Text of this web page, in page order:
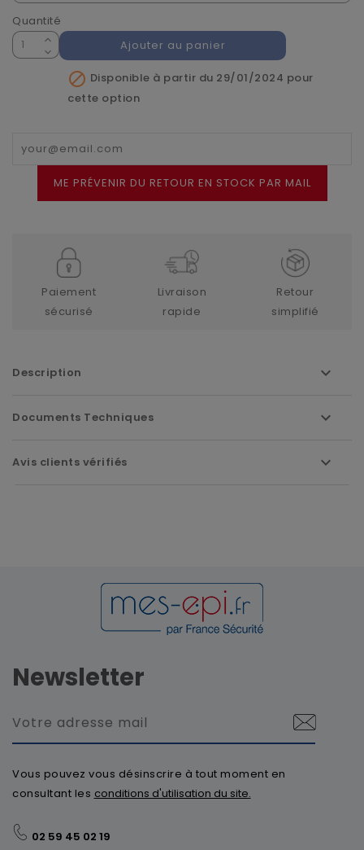
Quantité
Ajouter au panier
 Disponible à partir du 29/01/2024 pour
cette option
ME PRÉVENIR DU RETOUR EN STOCK PAR MAIL
Paiement
sécurisé
Livraison
rapide
Retour
simplifié
Description
Documents Techniques
Avis clients vérifiés
Newsletter
Vous pouvez vous désinscrire à tout moment en
consultant les conditions d'utilisation du site.
02 59 45 02 19